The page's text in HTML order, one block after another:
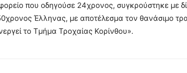
που οδηγούσε 24χρονος, συγκρούστηκε με
Έλληνας, με αποτέλεσμα τον θανάσιμο
το Τμήμα Τροχαίας Κορίνθου».